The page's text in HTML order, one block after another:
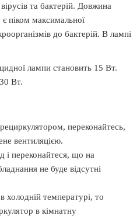
та бактерій. Довжина
піком максимальної
до бактерій. В лампі
лампи становить 15 Вт.
Вт.
переконайтесь,
вентиляцією.
і переконайтеся, що на
не буде відсутні
холодній температурі, то
в кімнатну